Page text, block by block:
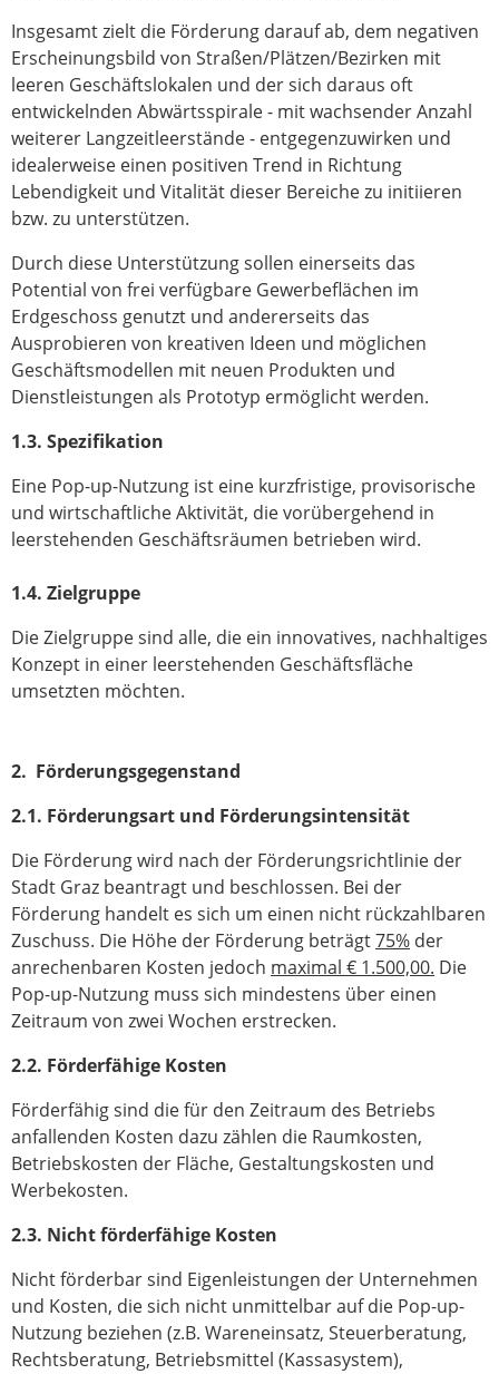
Insgesamt zielt die Förderung darauf ab, dem negativen
Erscheinungsbild von Straßen/Plätzen/Bezirken mit
leeren Geschäftslokalen und der sich daraus oft
entwickelnden Abwärtsspirale - mit wachsender Anzahl
weiterer Langzeitleerstände - entgegenzuwirken und
idealerweise einen positiven Trend in Richtung
Lebendigkeit und Vitalität dieser Bereiche zu initiieren
bzw. zu unterstützen.
Durch diese Unterstützung sollen einerseits das
Potential von frei verfügbare Gewerbeflächen im
Erdgeschoss genutzt und andererseits das
Ausprobieren von kreativen Ideen und möglichen
Geschäftsmodellen mit neuen Produkten und
Dienstleistungen als Prototyp ermöglicht werden.
1.3. Spezifikation
Eine Pop-up-Nutzung ist eine kurzfristige, provisorische
und wirtschaftliche Aktivität, die vorübergehend in
leerstehenden Geschäftsräumen betrieben wird.
1.4. Zielgruppe
Die Zielgruppe sind alle, die ein innovatives, nachhaltiges
Konzept in einer leerstehenden Geschäftsfläche
umsetzten möchten.
2. Förderungsgegenstand
2.1. Förderungsart und Förderungsintensität
Die Förderung wird nach der Förderungsrichtlinie der
Stadt Graz beantragt und beschlossen. Bei der
Förderung handelt es sich um einen nicht rückzahlbaren
Zuschuss. Die Höhe der Förderung beträgt75% der
anrechenbaren Kosten jedoch maximal € 1.500,00. Die
Pop-up-Nutzung muss sich mindestens über einen
Zeitraum von zwei Wochen erstrecken.
2.2. Förderfähige Kosten
Förderfähig sind die für den Zeitraum des Betriebs
anfallenden Kosten dazu zählen die Raumkosten,
Betriebskosten der Fläche, Gestaltungskosten und
Werbekosten.
2.3. Nicht förderfähige Kosten
Nicht förderbar sind Eigenleistungen der Unternehmen
und Kosten, die sich nicht unmittelbar auf die Pop-up-
Nutzung beziehen (z.B. Wareneinsatz, Steuerberatung,
Rechtsberatung, Betriebsmittel (Kassasystem),